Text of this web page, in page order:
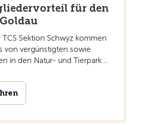
für den
Sektion Schwyz kommen
von vergünstigten sowie
in den Natur- und Tierpark ...